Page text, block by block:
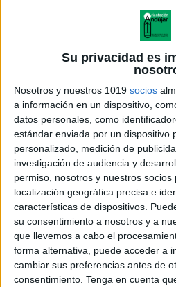
Su privacidad es
Nosotros y nuestros 1019 socios
a información en un dispositivo,
datos personales, como
estándar enviada por un dispositivo
personalizado, medición de
investigación de audiencia y
permiso, nosotros y nuestros
localización geográfica precisa e
características de dispositivos.
su consentimiento a nosotros y a
que llevemos a cabo el
forma alternativa, puede acceder a
cambiar sus preferencias antes de
consentimiento. Tenga en cuenta
adolescente está
mayor facilidad para
conducta, con lo que su
buen conocimiento de sus
Instrucciones
– Este cuaderno de
que ayuda al médico de su